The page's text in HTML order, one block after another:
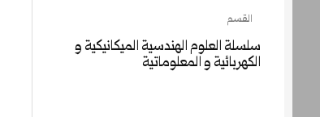
القسم
سلسلة العلوم الهندسية الميكانيكية و
الكهربائية و المعلوماتية